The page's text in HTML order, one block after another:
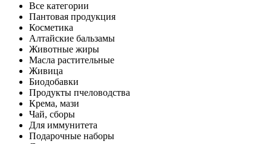
Все категории
Пантовая продукция
Косметика
Алтайские бальзамы
Животные жиры
Масла растительные
Живица
Биодобавки
Продукты пчеловодства
Крема, мази
Чай, сборы
Для иммунитета
Подарочные наборы